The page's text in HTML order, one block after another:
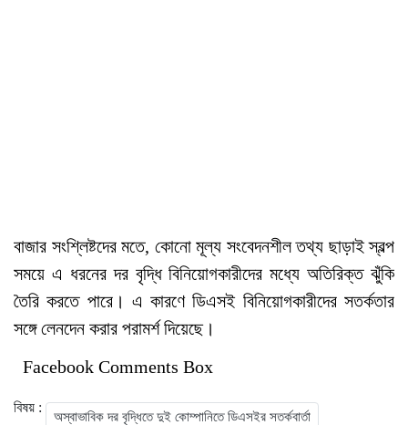
বাজার সংশ্লিষ্টদের মতে, কোনো মূল্য সংবেদনশীল তথ্য ছাড়াই স্বল্প
সময়ে এ ধরনের দর বৃদ্ধি বিনিয়োগকারীদের মধ্যে অতিরিক্ত ঝুঁকি
তৈরি করতে পারে। এ কারণে ডিএসই বিনিয়োগকারীদের সতর্কতার
সঙ্গে লেনদেন করার পরামর্শ দিয়েছে।
Facebook Comments Box
বিষয় :
অস্বাভাবিক দর বৃদ্ধিতে দুই কোম্পানিতে ডিএসইর সতর্কবার্তা